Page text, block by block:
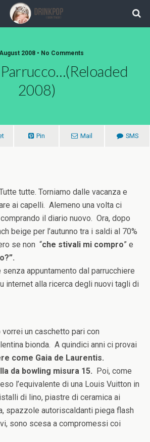
2008 • No Comments
2008)
Pin Mail SMS
tutte. Torniamo dalle vacanza e
ai capelli. Alemeno una volta ci
il diario nuovo. Ora, dopo
beige per l’autunno tra i saldi al 70%
se non “che stivali mi compro” e
senza appuntamento dal parrucchiere
internet alla ricerca degli nuovi tagli di
vorrei un caschetto pari con
bionda. A quindici anni ci provai
come Gaia de Laurentis.
da bowling misura 15. Poi, come
l’equivalente di una Louis Vuitton in
di lino, piastre di ceramica ai
spazzole autoriscaldanti piega flash
sono scesa a compromessi coi